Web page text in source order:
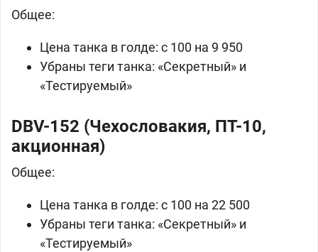
Общее:
Цена танка в голде: с 100 на 9 950
Убраны теги танка: «Секретный» и
«Тестируемый»
DBV-152 (Чехословакия, ПТ-10,
акционная)
Общее:
Цена танка в голде: с 100 на 22 500
Убраны теги танка: «Секретный» и
«Тестируемый»